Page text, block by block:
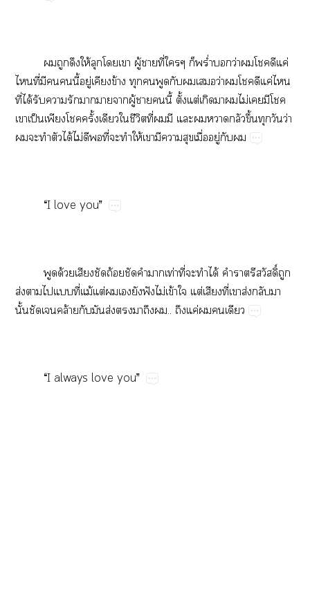
​​​ให้​​​​ู้​​ี่​​​ร่ำ​​ว่​​​​ค่​
​ี่​​​​ี้​ู่​​ข้​​​​​​​ว่​​​​ค่​​
ี่​ได้​​​​​​​ู้​​​ี้​ั้​ต่​​​​ไม่​​​​
​ป็​​​ั้​​​ี​ี่​​​​​​​ึ้​​​ว่​
​​​​ได้​ไม่​​​ี่​​​ให้​​​​​ื่​ู่​​
“I​love​you”
​ด้​​​ถ้​​​​ท่​ี่​​​ได้​​​ิ์​​
ส่​​​​ี่​ม้​ต่​​​​ฟั​ไม่​ข้​​ต่​​ี่​​ส่​​​
ั้​​ล้​​​ส่​​​​..​​ค่​​​
“I​always​love​you”